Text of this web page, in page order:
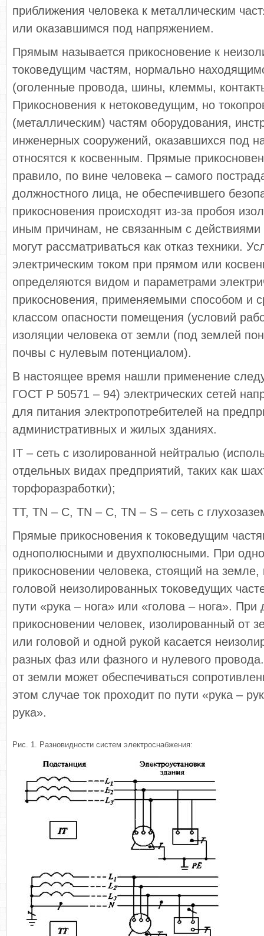
приближения человека к металлическим
или оказавшимся под напряжением.
Прямым называется прикосновение к
токоведущим частям, нормально
(оголенные провода, шины, клеммы,
Прикосновения к нетоковедущим, но
(металлическим) частям оборудования,
инженерных сооружений, оказавшихся под
относятся к косвенным. Прямые
правило, по вине человека – самого
должностного лица, не обеспечившего
прикосновения происходят из-за пробоя
иным причинам, не связанным с действиями
могут рассматриваться как отказ техники.
электрическим током при прямом или
определяются видом и параметрами
прикосновения, применяемыми способом и
классом опасности помещения (условий
изоляции человека от земли (под землей
почвы с нулевым потенциалом).
В настоящее время нашли применение
ГОСТ Р 50571 – 94) электрических сетей
для питания электропотребителей на
административных и жилых зданиях.
IT – сеть с изолированной нейтралью
отдельных видах предприятий, таких как
торфоразработки);
TT, TN – C, TN – C, TN – S – сеть с
Прямые прикосновения к токоведущим
однополюсными и двухполюсными. При
прикосновении человека, стоящий на земле,
головой неизолированных токоведущих
пути «рука – нога» или «голова – нога».
прикосновении человек, изолированный от
или головой и одной рукой касается
разных фаз или фазного и нулевого
от земли может обеспечиваться
этом случае ток проходит по пути «рука –
рука».
Рис. 1. Разновидности систем электроснабжения: